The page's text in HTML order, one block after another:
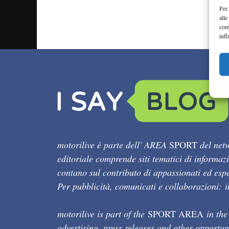
motorilive è parte dell' AREA SPORT del
editoriale comprende siti tematici di
contano sul contributo di appassionati ed
Per pubblicità, comunicati e collaborazioni:
motorilive is part of the SPORT AREA in